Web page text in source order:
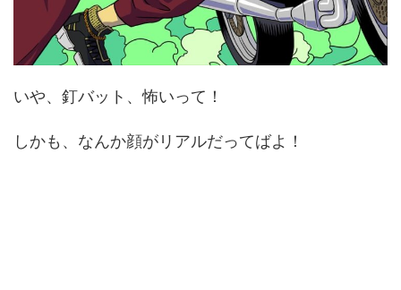
いや、釘バット、怖いって！
しかも、なんか顔がリアルだってばよ！